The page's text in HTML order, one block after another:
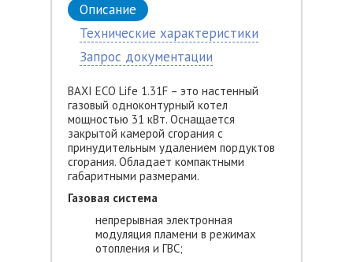
Описание
Технические характеристики
Запрос документации
BAXI ECO Life 1.31F – это настенный
газовый одноконтурный котел
мощностью 31 кВт. Оснащается
закрытой камерой сгорания с
принудительным удалением пордуктов
сгорания. Обладает компактными
габаритными размерами.
Газовая система
непрерывная электронная
модуляция пламени в режимах
отопления и ГВС;